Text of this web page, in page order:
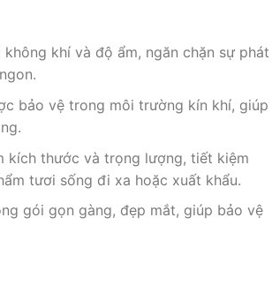
khí và độ ẩm, ngăn chặn sự phát
bảo vệ trong môi trường kín khí, giúp
kích thước và trọng lượng, tiết kiệm
tươi sống đi xa hoặc xuất khẩu.
gói gọn gàng, đẹp mắt, giúp bảo vệ